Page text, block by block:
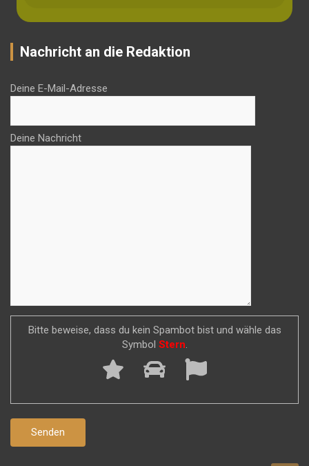
Nachricht an die Redaktion
Deine E-Mail-Adresse
Deine Nachricht
Bitte beweise, dass du kein Spambot bist und wähle das
Symbol Stern.